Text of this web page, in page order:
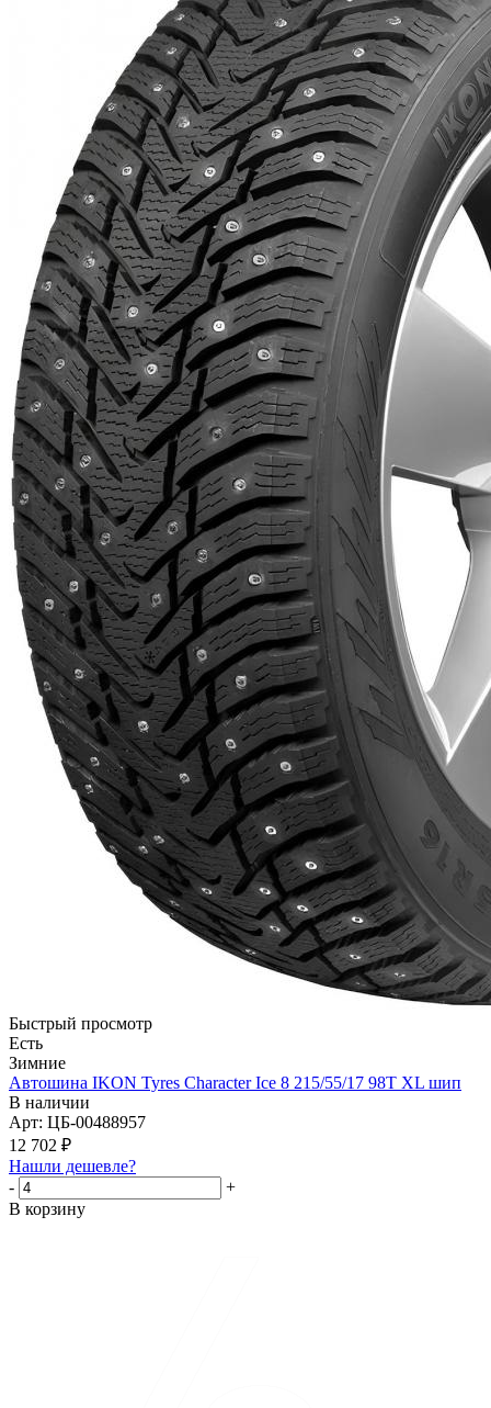
Быстрый просмотр
Есть
Зимние
Автошина IKON Tyres Character Ice 8 215/55/17 98T XL шип
В наличии
Арт: ЦБ-00488957
12 702 ₽
Нашли дешевле?
-
+
В корзину